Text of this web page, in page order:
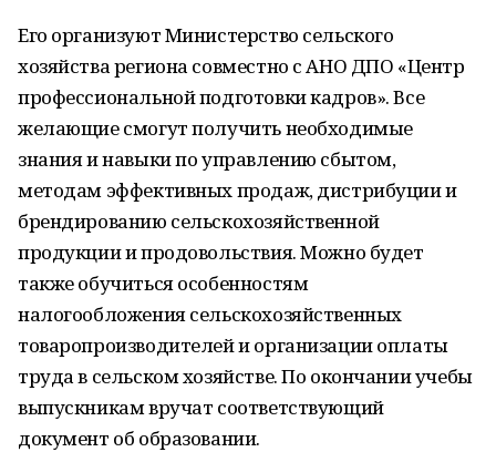
Его организуют Министерство сельского
хозяйства региона совместно с АНО ДПО «Центр
профессиональной подготовки кадров». Все
желающие смогут получить необходимые
знания и навыки по управлению сбытом,
методам эффективных продаж, дистрибуции и
брендированию сельскохозяйственной
продукции и продовольствия. Можно будет
также обучиться особенностям
налогообложения сельскохозяйственных
товаропроизводителей и организации оплаты
труда в сельском хозяйстве. По окончании учебы
выпускникам вручат соответствующий
документ об образовании.